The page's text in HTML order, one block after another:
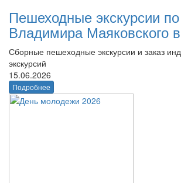
Пешеходные экскурсии
Владимира Маяковского
Сборные пешеходные экскурсии и заказ
экскурсий
15.06.2026
Подробнее